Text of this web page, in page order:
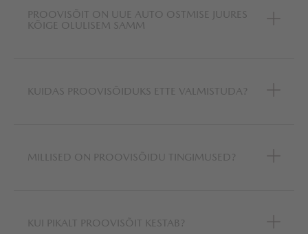
PROOVISÕIT ON UUE AUTO OSTMISE JUURES
KÕIGE OLULISEM SAMM
KUIDAS PROOVISÕIDUKS ETTE VALMISTUDA?
MILLISED ON PROOVISÕIDU TINGIMUSED?
KUI PIKALT PROOVISÕIT KESTAB?